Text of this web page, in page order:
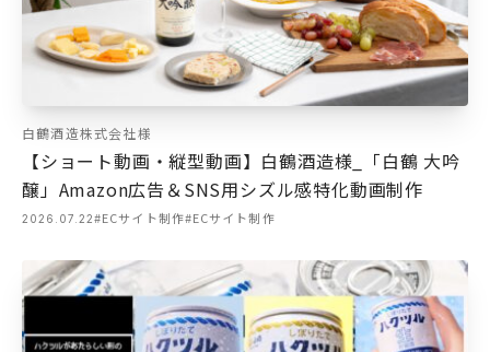
白鶴酒造株式会社様
【ショート動画・縦型動画】白鶴酒造様_「白鶴 大吟
醸」Amazon広告＆SNS用シズル感特化動画制作
2026.07.22#ECサイト制作#ECサイト制作